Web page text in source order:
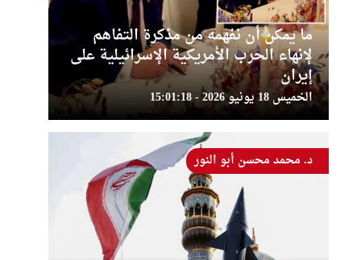
ما يمكن أن نفهمه من مذكرة التفاهم
لإنهاء الحرب الأمريكية الإسرائيلية على
إيران
الخميس 18 يونيو 2026 - 15:01:18
د. محمد محسن أبو النور